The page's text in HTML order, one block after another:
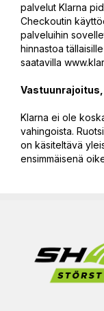
palvelut Klarna
Checkoutin
palveluihin
hinnastoa
saatavilla
Klarna ei ole
vahingoista.
on käsiteltävä
ensimmäisenä